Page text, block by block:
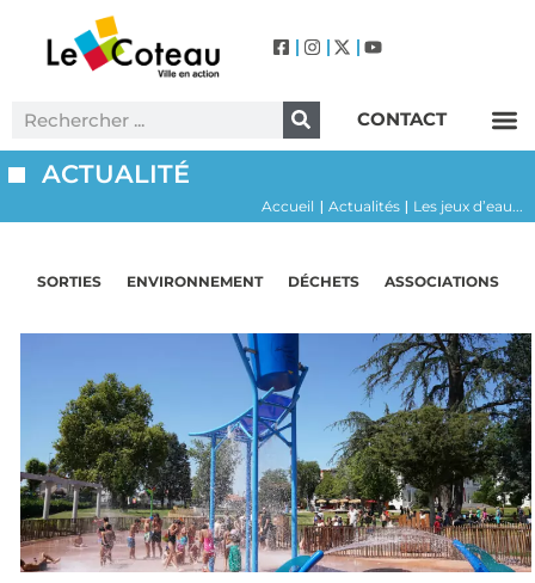
CONTACT
ACTUALITÉ
Accueil | Actualités | Les jeux d’eau...
SORTIES ENVIRONNEMENT DÉCHETS ASSOCIATIONS